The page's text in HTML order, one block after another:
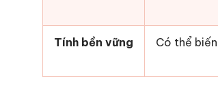
Tính bền vững Có thể